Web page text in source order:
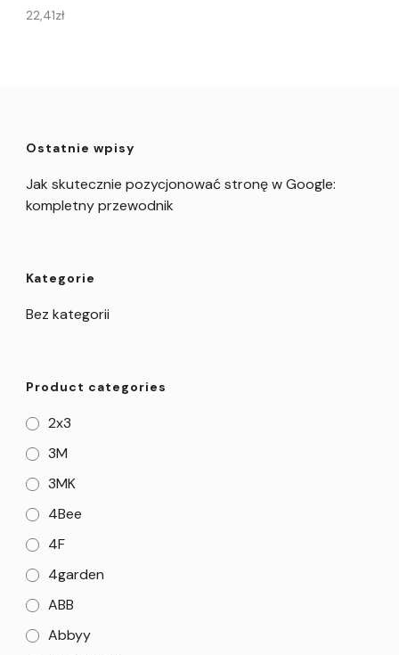
22,41zł
Ostatnie wpisy
Jak skutecznie pozycjonować stronę w Google:
kompletny przewodnik
Kategorie
Bez kategorii
Product categories
2x3
3M
3MK
4Bee
4F
4garden
ABB
Abbyy